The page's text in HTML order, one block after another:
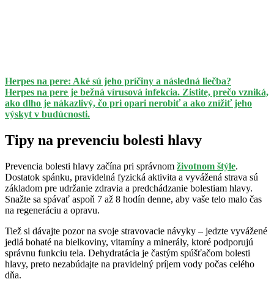
Herpes na pere: Aké sú jeho príčiny a následná liečba?
Herpes na pere je bežná vírusová infekcia. Zistite, prečo vzniká,
ako dlho je nákazlivý, čo pri opari nerobiť a ako znížiť jeho
výskyt v budúcnosti.
Tipy na prevenciu bolesti hlavy
Prevencia bolesti hlavy začína pri správnom životnom štýle.
Dostatok spánku, pravidelná fyzická aktivita a vyvážená strava sú
základom pre udržanie zdravia a predchádzanie bolestiam hlavy.
Snažte sa spávať aspoň 7 až 8 hodín denne, aby vaše telo malo čas
na regeneráciu a opravu.
Tiež si dávajte pozor na svoje stravovacie návyky – jedzte vyvážené
jedlá bohaté na bielkoviny, vitamíny a minerály, ktoré podporujú
správnu funkciu tela. Dehydratácia je častým spúšťačom bolesti
hlavy, preto nezabúdajte na pravidelný príjem vody počas celého
dňa.